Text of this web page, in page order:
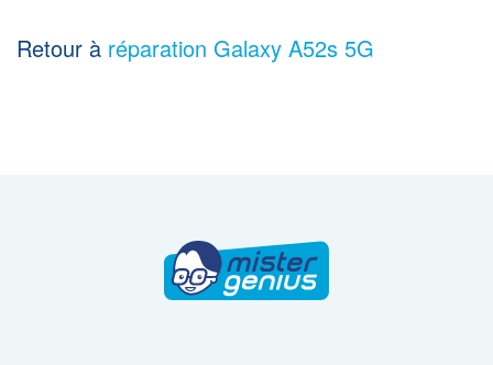
Retour à réparation Galaxy A52s 5G